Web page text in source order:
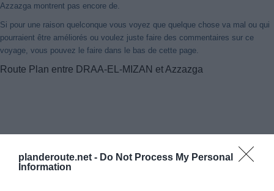
planderoute.net - Do Not Process My Personal
Information
Azzazga montrent pas encore de.
Si pour une raison quelconque vous voyez que quelque chose va mal ou qui
pourraient être améliorés ou voulez juste faire des commentaires sur ce
voyage, vous pouvez le faire dans le bas de cette page.
Route Plan entre DRAA-EL-MIZAN et Azzazga